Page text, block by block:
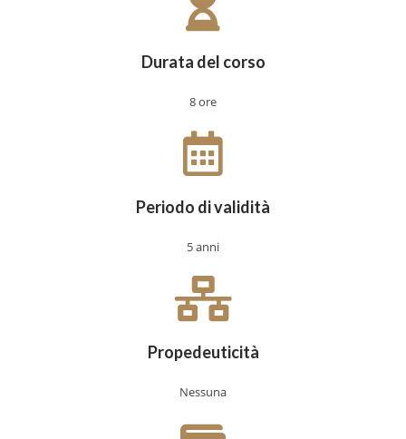
Durata del corso
8 ore
Periodo di validità
5 anni
Propedeuticità
Nessuna